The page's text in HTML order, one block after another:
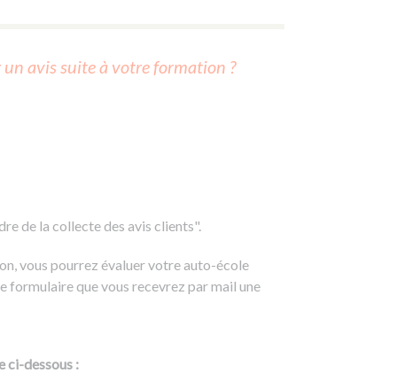
avis suite à votre formation ?
de la collecte des avis clients".
vous pourrez évaluer votre auto-école
formulaire que vous recevrez par mail une
ci-dessous :